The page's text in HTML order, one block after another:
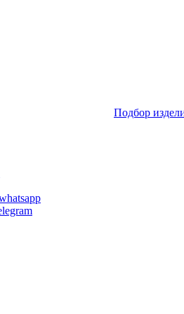
Подбор